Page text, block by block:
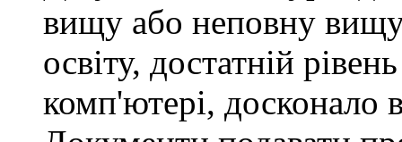
вищу або неповну вищу
освіту, достатній
комп'ютері, досконало